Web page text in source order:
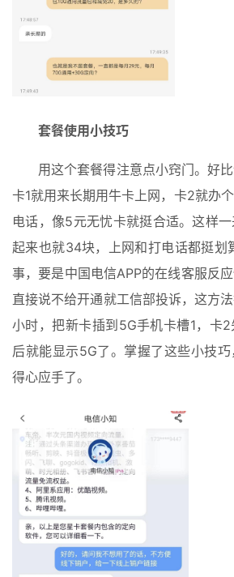
套餐使用小技巧
用这个套餐得注意点小窍门。好比
卡1就用来长期用牛卡上网，卡2就办
电话，像5元无忧卡就挺合适。这样
起来也就34块，上网和打电话都挺划
事，要是中国电信APP的在线客服反应
直接说不给开通就工信部投诉，这方
小时，把新卡插到5G手机卡槽1，卡
后就能显示5G了。掌握了这些小技
得心应手了。